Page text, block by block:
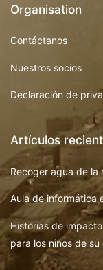
Organisation
Contáctanos
Nuestros socios
Declaración de
Artículos
Recoger agua de la
Aula de informática
Historias de
para los niños de